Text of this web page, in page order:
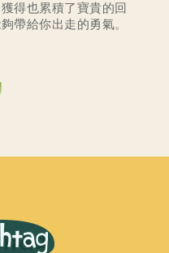
得也累積了寶貴的回
帶給你出走的勇氣。